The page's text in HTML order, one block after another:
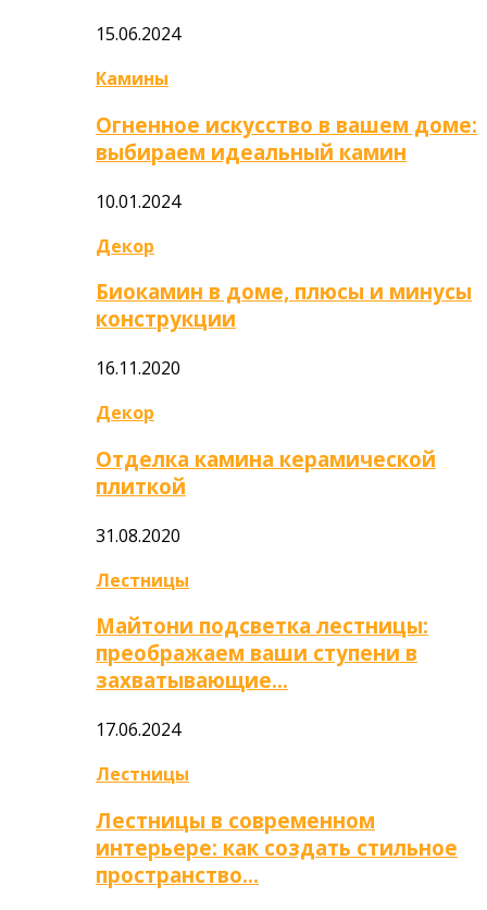
15.06.2024
Камины
Огненное искусство в вашем доме:
выбираем идеальный камин
10.01.2024
Декор
Биокамин в доме, плюсы и минусы
конструкции
16.11.2020
Декор
Отделка камина керамической
плиткой
31.08.2020
Лестницы
Майтони подсветка лестницы:
преображаем ваши ступени в
захватывающие…
17.06.2024
Лестницы
Лестницы в современном
интерьере: как создать стильное
пространство…